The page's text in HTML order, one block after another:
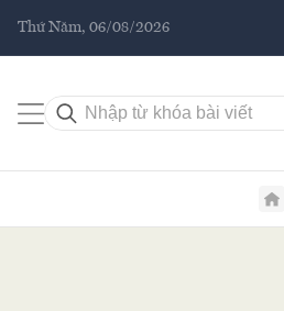
Thứ Năm, 06/08/2026